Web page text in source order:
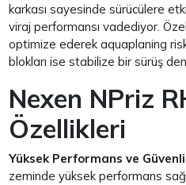
karkası sayesinde sürücülere
viraj performansı vadediyor.
optimize ederek aquaplaning
blokları ise stabilize bir sürüş
Nexen NPriz
Özellikleri
Yüksek Performans ve
zeminde yüksek performans